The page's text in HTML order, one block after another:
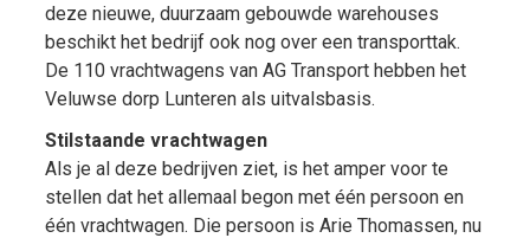
deze nieuwe, duurzaam gebouwde warehouses
beschikt het bedrijf ook nog over een transporttak.
De 110 vrachtwagens van AG Transport hebben het
Veluwse dorp Lunteren als uitvalsbasis.
Stilstaande vrachtwagen
Als je al deze bedrijven ziet, is het amper voor te
stellen dat het allemaal begon met één persoon en
één vrachtwagen. Die persoon is Arie Thomassen, nu